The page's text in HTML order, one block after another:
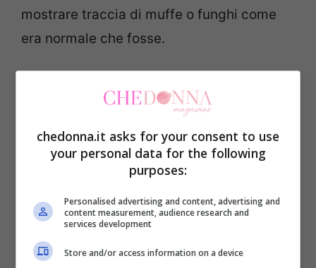
mostrare traccia di muffe o funghi come
era normale che fosse.
del fast food hanno iniziato a domandarsi:
” Come si spiega questo fenomeno?”
Additivi e conservanti potrebbero essere
la risposta che spiega questo fenomeno?
Alcuni ricercatori si sono occupati della
questione con l’obiettivo di chiarire il
chedonna.it asks for your consent to use
your personal data for the following
purposes:
Personalised advertising and content, advertising and
content measurement, audience research and
services development
Store and/or access information on a device